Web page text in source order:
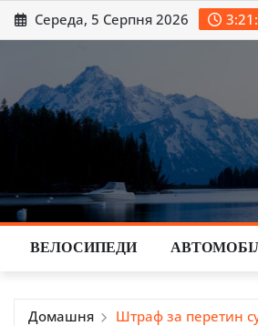
Перейти
до
Середа, 5 Серпня 2026
ВЕЛОСИПЕДИ
Домашня Штраф за перетин